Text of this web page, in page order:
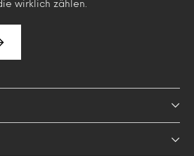
wirklich zählen.